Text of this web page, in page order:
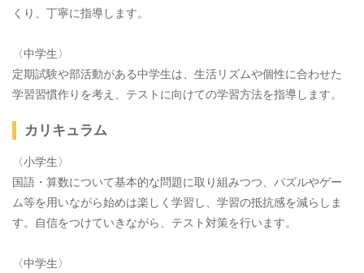
くり、丁寧に指導します。
〈中学生〉
定期試験や部活動がある中学生は、生活リズムや個性に合わせた
学習習慣作りを考え、テストに向けての学習方法を指導します。
カリキュラム
〈小学生〉
国語・算数について基本的な問題に取り組みつつ、パズルやゲー
ム等を用いながら始めは楽しく学習し、学習の抵抗感を減らしま
す。自信をつけていきながら、テスト対策を行います。
〈中学生〉